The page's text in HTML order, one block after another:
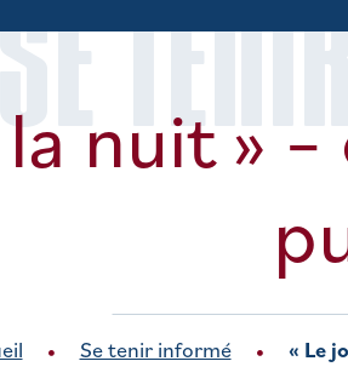
nuit »
Se tenir informé « Le